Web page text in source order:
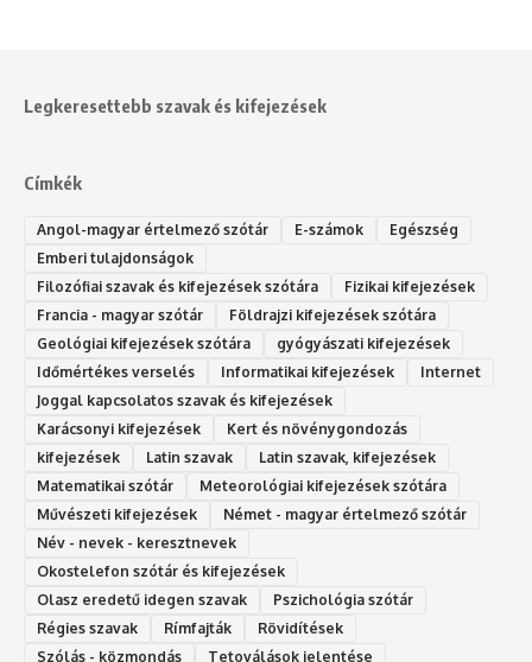
Legkeresettebb szavak és kifejezések
Címkék
Angol-magyar értelmező szótár E-számok
Egészség
Emberi tulajdonságok
Filozófiai szavak és kifejezések szótára
Fizikai kifejezések
Francia - magyar szótár
Földrajzi kifejezések szótára
Geológiai kifejezések szótára
gyógyászati kifejezések
Időmértékes verselés
Informatikai kifejezések
Internet
Joggal kapcsolatos szavak és kifejezések
Karácsonyi kifejezések
Kert és növénygondozás
kifejezések
Latin szavak
Latin szavak, kifejezések
Matematikai szótár
Meteorológiai kifejezések szótára
Művészeti kifejezések
Német - magyar értelmező szótár
Név - nevek - keresztnevek
Okostelefon szótár és kifejezések
Olasz eredetű idegen szavak
Ps‮gólohciz‬ia s‮átóz‬r
Régies szavak
Rímfajták
Rövidítések
Szólás - közmondás
Tetoválások jelentése